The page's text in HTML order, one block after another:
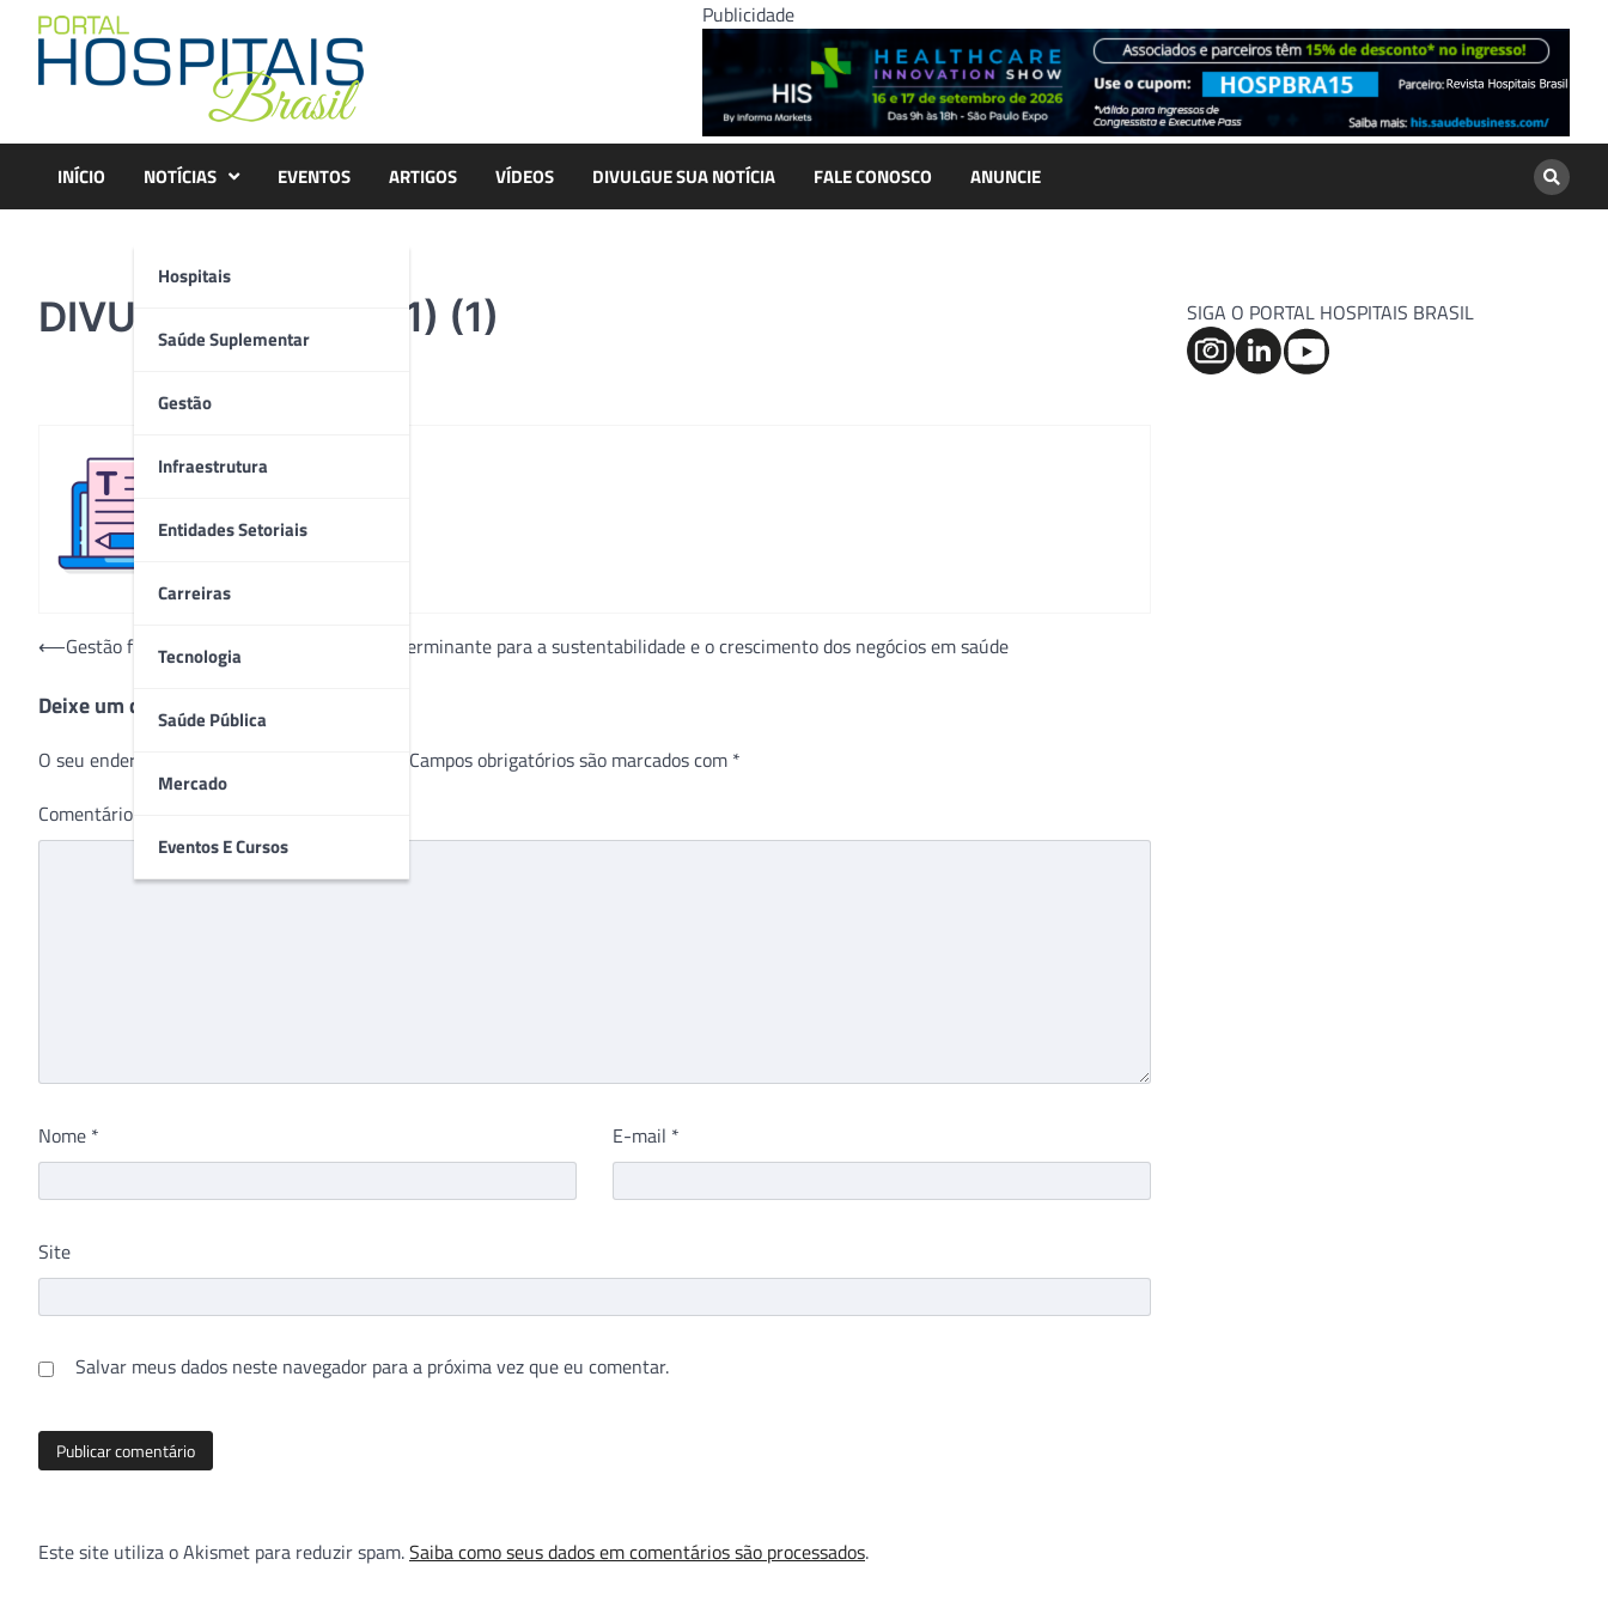
content
Publicidade
INÍCIO NOTÍCIAS
Hospitais
Saúde Suplementar
Gestão
Infraestrutura
Entidades Setoriais
Carreiras
Tecnologia
Saúde Pública
Mercado
Eventos E Cursos
EVENTOS ARTIGOS VÍDEOS DIVULGUE SUA NOTÍCIA FALE CONOSCO ANUNCIE
DIVULGAÇÃO HM (1) (1)
Navegação
Post
⟵Gestão financeira eficiente como fator determinante para a sustentabilidade e o crescimento dos negócios em saúde
Deixe um comentário
O seu endereço de e-mail não será publicado. Campos obrigatórios são marcados com *
Comentário
Nome * E-mail *
Site
Salvar meus dados neste navegador para a próxima vez que eu comentar.
Este site utiliza o Akismet para reduzir spam.Saiba como seus dados em comentários são processados.
SIGA O PORTAL HOSPITAIS BRASIL